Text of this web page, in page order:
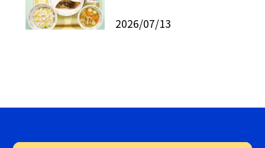
2026/07/13